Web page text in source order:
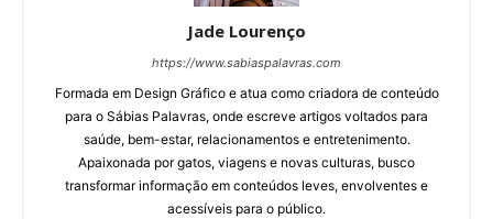
Jade Lourenço
https://www.sabiaspalavras.com
Formada em Design Gráfico e atua como criadora de conteúdo
para o Sábias Palavras, onde escreve artigos voltados para
saúde, bem-estar, relacionamentos e entretenimento.
Apaixonada por gatos, viagens e novas culturas, busco
transformar informação em conteúdos leves, envolventes e
acessíveis para o público.